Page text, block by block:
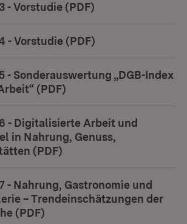
- Vorstudie (PDF)
- Vorstudie (PDF)
- Sonderauswertung „DGB-Index
(PDF)
- Digitalisierte Arbeit und
in Nahrung, Genuss,
(PDF)
- Nahrung, Gastronomie und
– Trendeinschätzungen der
(PDF)